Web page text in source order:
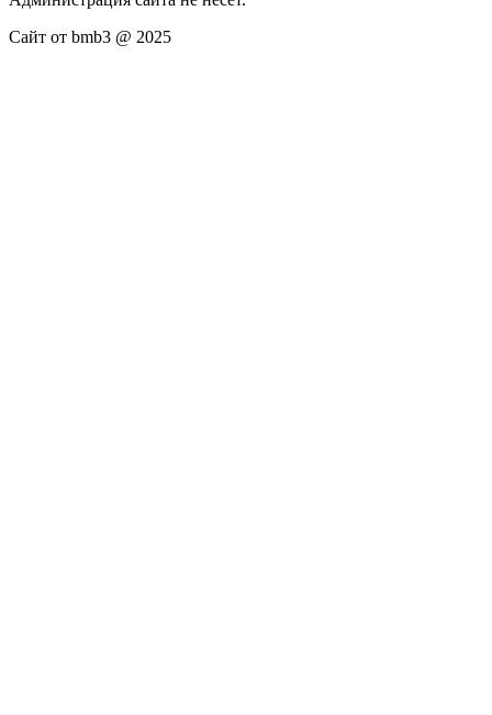
Сайт от bmb3 @ 2025